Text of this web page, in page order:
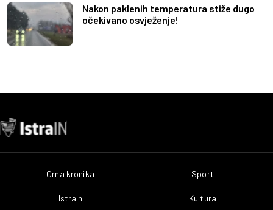
Nakon paklenih temperatura stiže dugo
očekivano osvježenje!
Crna kronika
IstraIn
Sport
Kultura